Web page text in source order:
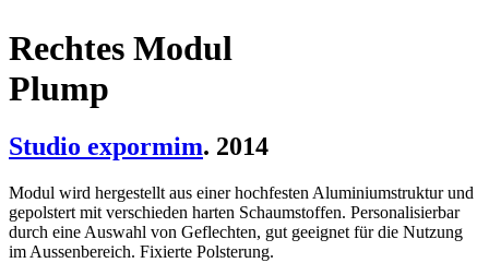
Rechtes Modul
Plump
Studio expormim. 2014
Modul wird hergestellt aus einer hochfesten Aluminiumstruktur und
gepolstert mit verschieden harten Schaumstoffen. Personalisierbar
durch eine Auswahl von Geflechten, gut geeignet für die Nutzung
im Aussenbereich. Fixierte Polsterung.